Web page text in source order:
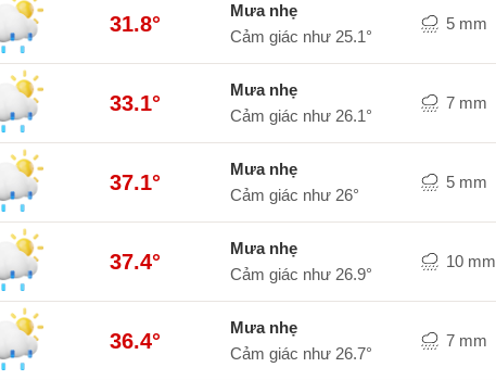
31.8°
mưa nhẹ
Cảm giác như 25.1°
5 mm
33.1°
mưa nhẹ
Cảm giác như 26.1°
7 mm
37.1°
mưa nhẹ
Cảm giác như 26°
5 mm
37.4°
mưa nhẹ
Cảm giác như 26.9°
10 mm
36.4°
mưa nhẹ
Cảm giác như 26.7°
7 mm